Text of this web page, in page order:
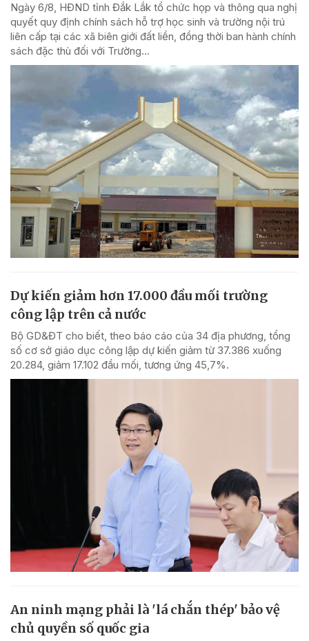
Ngày 6/8, HĐND tỉnh Đắk Lắk tổ chức họp và thông qua nghị
quyết quy định chính sách hỗ trợ học sinh và trường nội trú
liên cấp tại các xã biên giới đất liền, đồng thời ban hành chính
sách đặc thù đối với Trường...
Dự kiến giảm hơn 17.000 đầu mối trường
công lập trên cả nước
Bộ GD&ĐT cho biết, theo báo cáo của 34 địa phương, tổng
số cơ sở giáo dục công lập dự kiến giảm từ 37.386 xuống
20.284, giảm 17.102 đầu mối, tương ứng 45,7%.
An ninh mạng phải là 'lá chắn thép' bảo vệ
chủ quyền số quốc gia